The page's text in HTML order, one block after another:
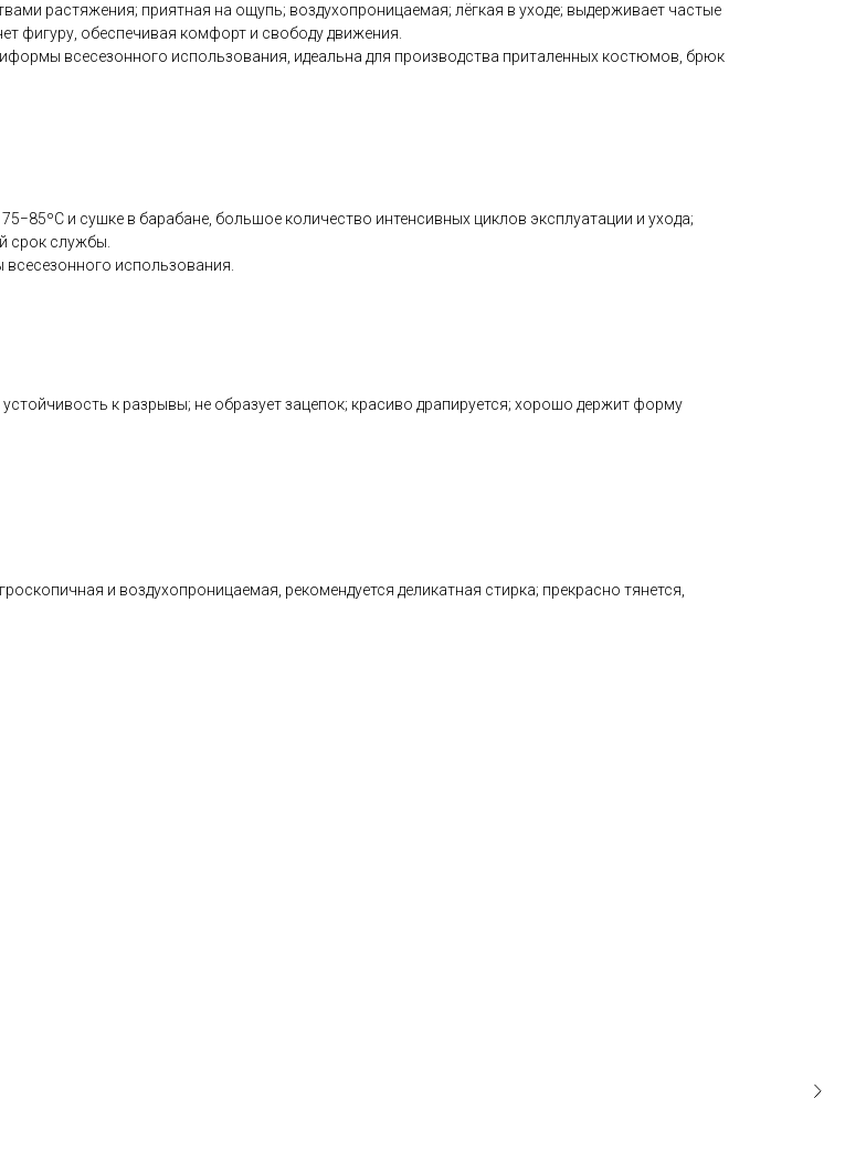
растяжения; приятная на ощупь; воздухопроницаемая; лёгкая в уходе; выдерживает частые
фигуру, обеспечивая комфорт и свободу движения.
всесезонного использования, идеальна для производства приталенных костюмов, брюк
и сушке в барабане, большое количество интенсивных циклов эксплуатации и ухода;
срок службы.
использования.
к разрывы; не образует зацепок; красиво драпируется; хорошо держит форму
и воздухопроницаемая, рекомендуется деликатная стирка; прекрасно тянется,